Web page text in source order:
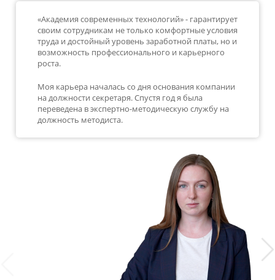
«Академия современных технологий» - гарантирует
своим сотрудникам не только комфортные условия
труда и достойный уровень заработной платы, но и
возможность профессионального и карьерного
роста.
Моя карьера началась со дня основания компании
на должности секретаря. Спустя год я была
переведена в экспертно-методическую службу на
должность методиста.